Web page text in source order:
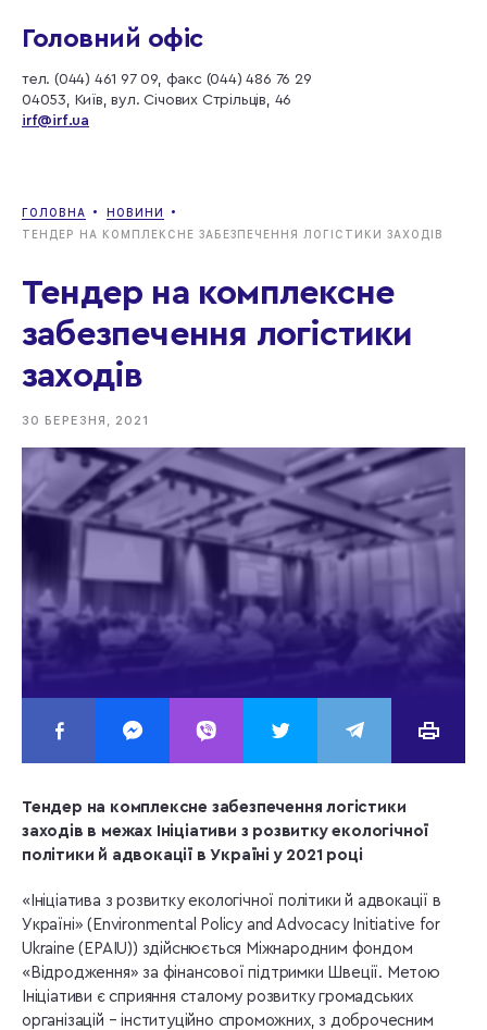
Головний офіс
тел. (044) 461 97 09, факс (044) 486 76 29
04053, Київ, вул. Січових Стрільців, 46
irf@irf.ua
ГОЛОВНА
НОВИНИ
ТЕНДЕР НА КОМПЛЕКСНЕ ЗАБЕЗПЕЧЕННЯ ЛОГІСТИКИ ЗАХОДІВ
Тендер на комплексне
забезпечення логістики
заходів
30 БЕРЕЗНЯ, 2021
Тендер на комплексне забезпечення логістики
заходів в межах Ініціативи з розвитку екологічної
політики й адвокації в Україні у 2021 році
«Ініціатива з розвитку екологічної політики й адвокації в
Україні» (Environmental Policy and Advocacy Initiative for
Ukraine (EPAIU)) здійснюється Міжнародним фондом
«Відродження» за фінансової підтримки Швеції. Метою
Ініціативи є сприяння сталому розвитку громадських
організацій – інституційно спроможних, з доброчесним